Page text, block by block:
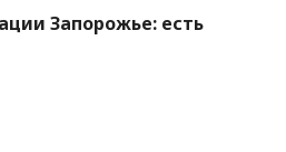
Запорожье: есть